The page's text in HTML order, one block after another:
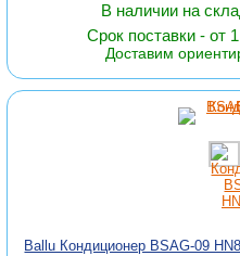
В наличии на
Срок поставки - от
Доставим
Ballu Кондиционер BSAG-09 HN8